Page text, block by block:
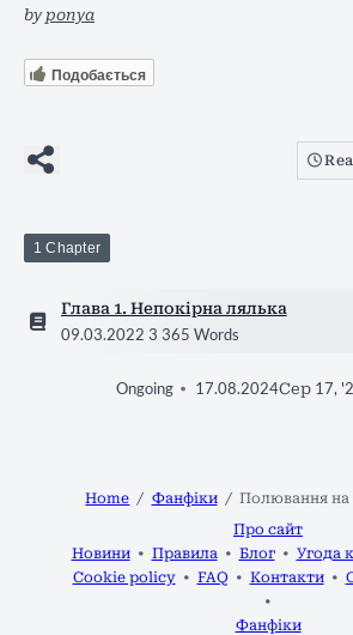
by ponya
Подобається
1 Chapter
Глава 1. Непокірна лялька
09.03.2022 3 365 Words
Ongoing 17.08.2024Сер 17,
Home Фанфіки
Полювання на
Про сайт
Новини
Правила Блог
Угода
Cookie policy
FAQ Контакти
Фанфіки